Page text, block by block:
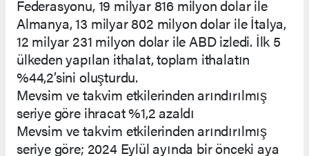
Federasyonu, 19 milyar 816 milyon dolar ile
Almanya, 13 milyar 802 milyon dolar ile İtalya,
12 milyar 231 milyon dolar ile ABD izledi. İlk 5
ülkeden yapılan ithalat, toplam ithalatın
%44,2’sini oluşturdu.
Mevsim ve takvim etkilerinden arındırılmış
seriye göre ihracat %1,2 azaldı
Mevsim ve takvim etkilerinden arındırılmış
seriye göre; 2024 Eylül ayında bir önceki aya